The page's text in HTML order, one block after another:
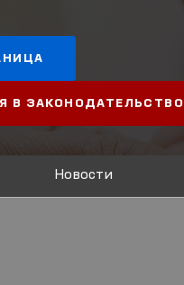
В ЗАКОНОДАТЕЛЬСТВО
Новости